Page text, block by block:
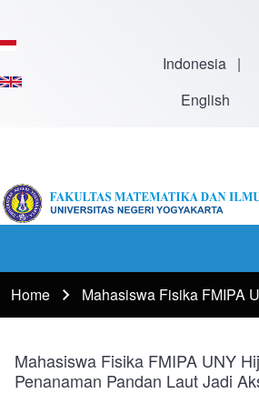
Indonesia |
English
navigation
Breadcrumb
Home Mahasiswa Fisika FMIPA
Mahasiswa Fisika FMIPA UNY
Penanaman Pandan Laut Jadi